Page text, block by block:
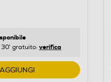
30' gratuito: verifica
AGGIUNGI